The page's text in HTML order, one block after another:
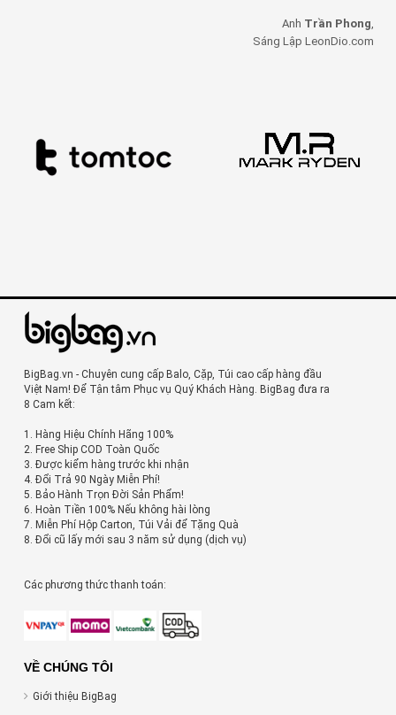
Anh Trần Phong
Sáng Lập LeonDio.com
BigBag.vn - Chuyên cung cấp Balo, Cặp, Túi cao cấp hàng đầu
Việt Nam! Để Tận tâm Phục vụ Quý Khách Hàng. BigBag đưa ra
8 Cam kết:
1. Hàng Hiệu Chính Hãng 100%
2. Free Ship COD Toàn Quốc
3. Được kiểm hàng trước khi nhận
4. Đổi Trả 90 Ngày Miễn Phí!
5. Bảo Hành Trọn Đời Sản Phẩm!
6. Hoàn Tiền 100% Nếu không hài lòng
7. Miễn Phí Hộp Carton, Túi Vải để Tặng Quà
8. Đổi cũ lấy mới sau 3 năm sử dụng (dịch vụ)
Các phương thức thanh toán:
VỀ CHÚNG TÔI
Giới thiệu BigBag